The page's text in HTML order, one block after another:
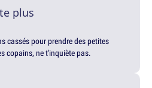
plus
cassés pour prendre des petites
copains, ne t'inquiète pas.